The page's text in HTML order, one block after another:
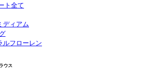
ト全て
ディアム
ルフローレン
ウス